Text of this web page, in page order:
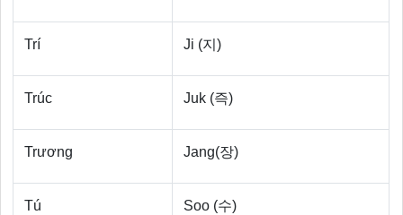
Trí Ji (지)
Trúc Juk (즉)
Trương Jang(장)
Tú Soo (수)